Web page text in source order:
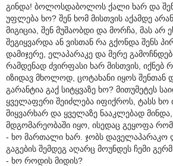
გინდა! ბოლოსდაბოლოს ქალი ხარ და
უფლება ხო? შენ ხომ მისთვის აქამდე
მიგიცია, შენ მუშაობდი და მორჩა, მას არ
შეგიყვარდა ან ვისთან რა გქონდა შენს
დამიჯერე, ელაპარაკე და მერე
რამდენად ძვირფასი ხარ მისთვის, იქნებ
იზიდავ მხოლოდ, ცოტახანი იყოს შენთან
გარანტია გაქ სიტყვაზე ხო? მითუმეტეს
ყველაფერი შეიძლება იფიქროს, ტასს ხო
მიყვარხარ და ყველაზე ნააკლებად
მდგომარეობაში იყო, ისედაც გეყოფა
- ხო მართალი ხარ. ჯობს დაველაპარაკო
გაგების შემდეგ აღარც მოუნდეს ჩემი
- ხო როდის მიდის?